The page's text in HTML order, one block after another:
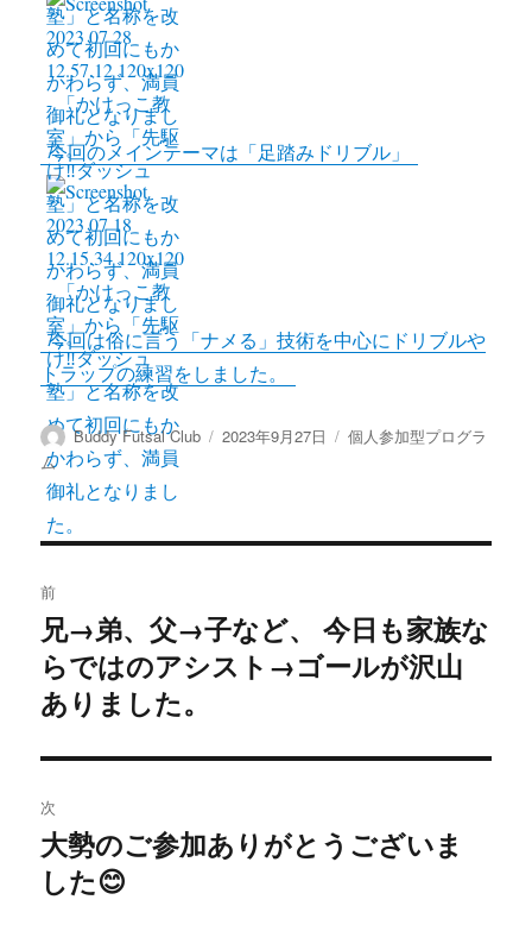
今回のメインテーマは「足踏みドリブル」
今回は俗に言う「ナメる」技術を中心にドリブルや
トラップの練習をしました。
投
稿
者
Buddy Futsal Club
投
2023年9月27日
カ
個人参加型プログラ
ム
稿
ナ
ビ
ゲ
ー
シ
前
前
の
投
稿:
兄→弟、父→子など、 今日も家族な
らではのアシスト→ゴールが沢山
ありました。
次
次
の
大勢のご参加ありがとうございま
した😊